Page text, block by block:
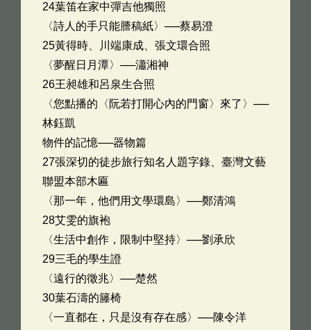
24葉笛在家中彈吉他獨照
〈詩人的手只能謄稿紙〉──蔡易澄
25黃得時、川端康成、張文環合照
〈夢醒日月潭〉──瀟湘神
26王昶雄和呂泉生合照
〈您點播的〈阮若打開心內的門窗〉來了〉──
林鈺凱
物件的記憶──器物篇
27張深切的徒步旅行知名人題字錄、臺灣文藝
聯盟本部木匾
〈那一年，他們用文學環島〉──鄭清鴻
28艾雯的旗袍
〈生活中創作，限制中堅持〉──劉承欣
29三毛的學生證
〈遠行的徵兆〉──楚然
30葉石濤的籐椅
〈一直都在，只是沒有存在感〉──陳令洋